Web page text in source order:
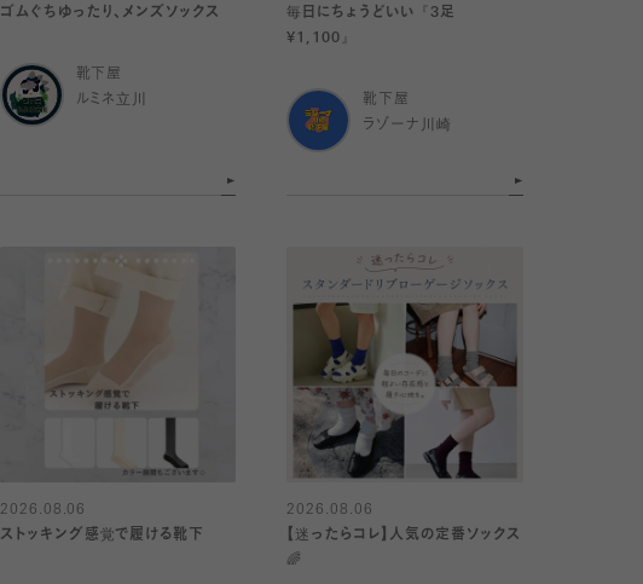
ゴムぐちゆったり、メンズソックス
靴下屋
ルミネ立川
毎日にちょうどいい『3足
¥1,100』
靴下屋
ラゾーナ川崎
2026.08.06
ストッキング感覚で履ける靴下
2026.08.06
【迷ったらコレ】人気の定番ソックス
🌈